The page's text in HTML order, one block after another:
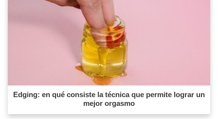
Edging: en qué consiste la técnica que permite lograr un
mejor orgasmo